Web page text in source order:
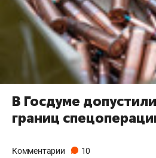
В Госдуме
границ
Комментарии 10